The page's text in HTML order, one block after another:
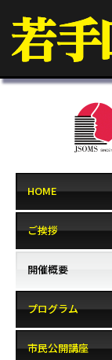
HOME
ご挨拶
開催概要
プログラム
市民公開講座